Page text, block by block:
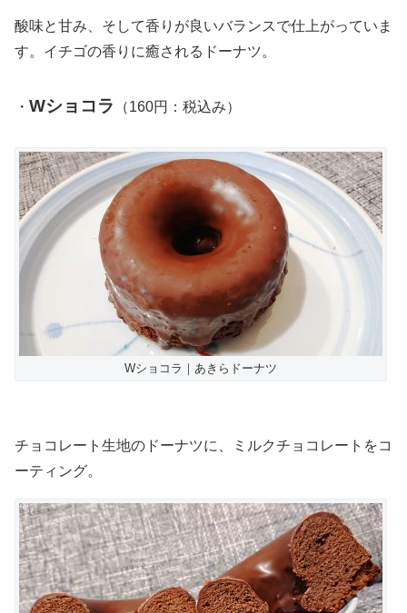
酸味と甘み、そして香りが良いバランスで仕上がっていま
す。イチゴの香りに癒されるドーナツ。
・ Wショコラ （160円：税込み）
Wショコラ｜あきらドーナツ
チョコレート生地のドーナツに、ミルクチョコレートをコ
ーティング。